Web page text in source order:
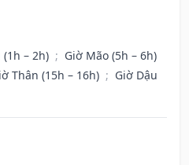
(1h – 2h) ; Giờ Mão (5h – 6h)
Thân (15h – 16h) ; Giờ Dậu